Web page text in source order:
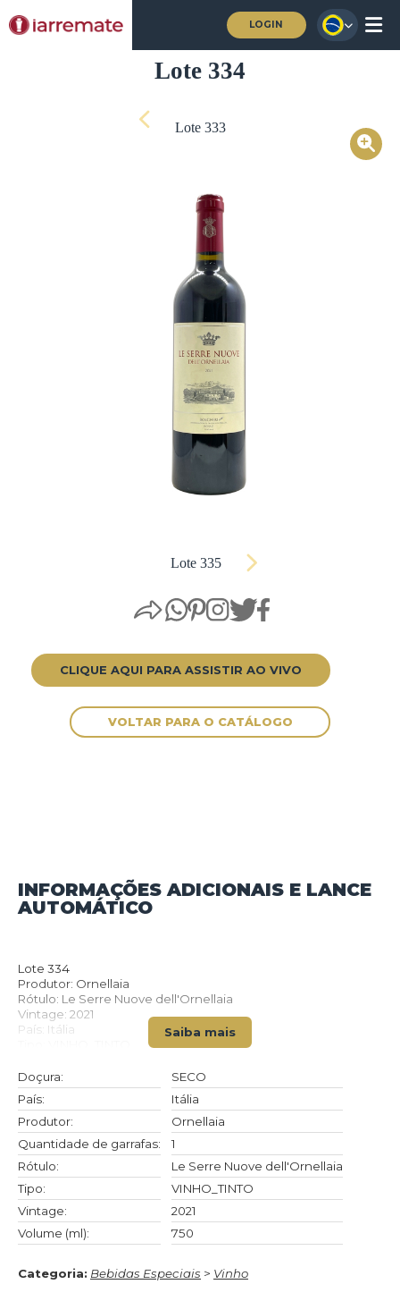
LOGIN
Lote 334
Lote 333
Lote 335
INFORMAÇÕES ADICIONAIS E LANCE
AUTOMÁTICO
Lote 334
Produtor: Ornellaia
Rótulo: Le Serre Nuove dell'Ornellaia
Vintage: 2021
País: Itália
Volume(ml): 750
Quantidade de garrafas: 1
Saiba mais
Doçura:
SECO
País:
Itália
Produtor:
Ornellaia
Quantidade de garrafas:
1
Rótulo:
Le Serre Nuove dell'Ornellaia
Tipo:
VINHO_TINTO
Vintage:
2021
Volume (ml):
750
Categoria: Bebidas Especiais > Vinho
CLIQUE AQUI PARA ASSISTIR AO VIVO
VOLTAR PARA O CATÁLOGO